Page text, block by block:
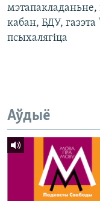
кабан, БДУ,
псыхалягіца
Аўдыё